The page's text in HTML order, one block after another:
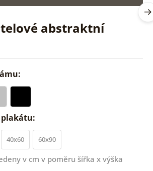
abstraktní
plakátu:
40x60 60x90
v cm v poměru šířka x výška